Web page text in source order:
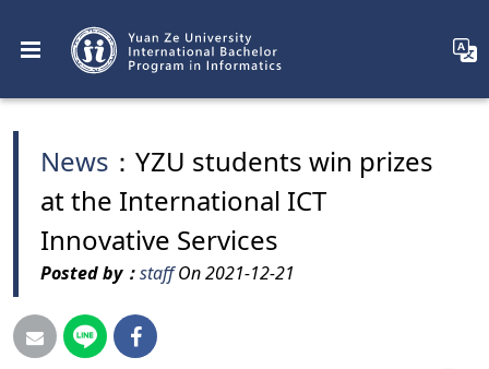
News ：YZU students win prizes
at the International ICT
Innovative Services
Posted by：staffOn 2021-12-21